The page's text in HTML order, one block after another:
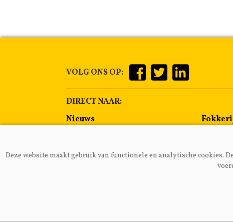
VOLG ONS OP:
DIRECT NAAR:
Nieuws
Gezondheid
Deze website maakt gebruik van functionele en analytische cookies.